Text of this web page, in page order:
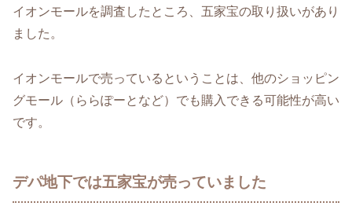
イオンモールを調査したところ、五家宝の取り扱いがあり
ました。
イオンモールで売っているということは、他のショッピン
グモール（ららぽーとなど）でも購入できる可能性が高い
です。
デパ地下では五家宝が売っていました